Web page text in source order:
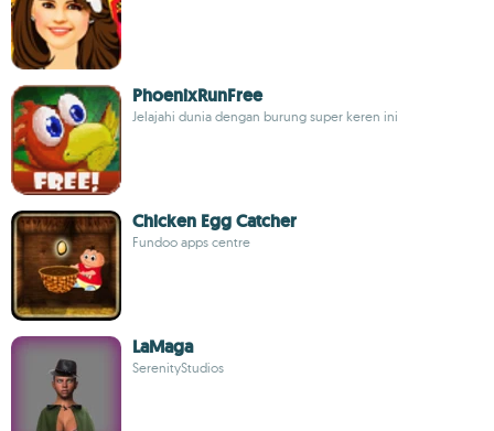
PhoenixRunFree
Jelajahi dunia dengan burung super keren ini
Chicken Egg Catcher
Fundoo apps centre
LaMaga
SerenityStudios